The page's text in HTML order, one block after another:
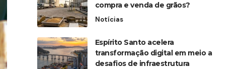
compra e venda de grãos?
Notícias
Espírito Santo acelera
transformação digital em meio a
desafios de infraestrutura